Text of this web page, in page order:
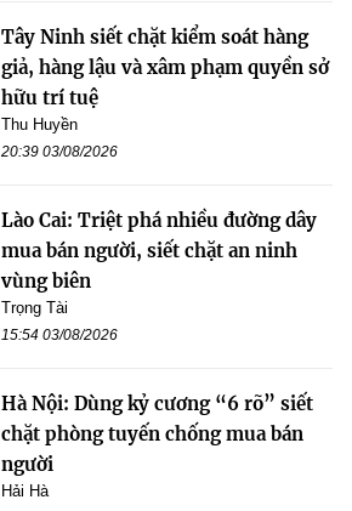
Tây Ninh siết chặt kiểm soát hàng
giả, hàng lậu và xâm phạm quyền sở
hữu trí tuệ
Thu Huyền
20:39 03/08/2026
Lào Cai: Triệt phá nhiều đường dây
mua bán người, siết chặt an ninh
vùng biên
Trọng Tài
15:54 03/08/2026
Hà Nội: Dùng kỷ cương “6 rõ” siết
chặt phòng tuyến chống mua bán
người
Hải Hà